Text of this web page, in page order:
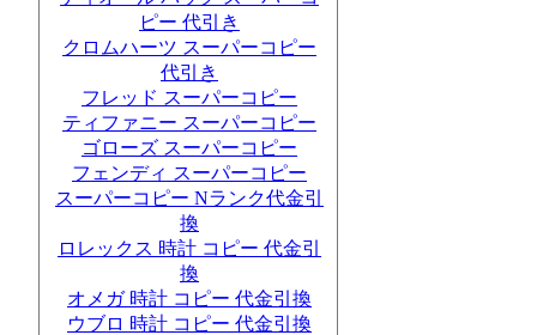
ピー 代引き
クロムハーツ スーパーコピー
代引き
フレッド スーパーコピー
ティファニー スーパーコピー
ゴローズ スーパーコピー
フェンディ スーパーコピー
スーパーコピー Nランク代金引
換
ロレックス 時計 コピー 代金引
換
オメガ 時計 コピー 代金引換
ウブロ 時計 コピー 代金引換